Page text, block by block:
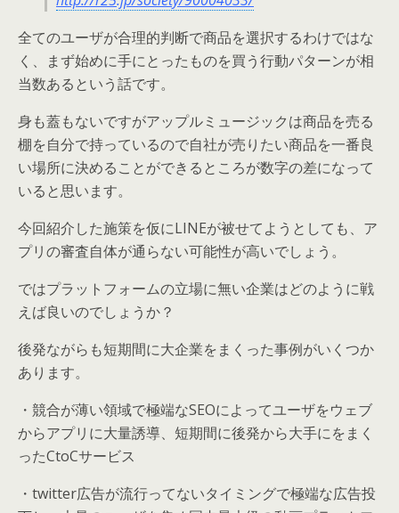
全てのユーザが合理的判断で商品を選択するわけではな
く、まず始めに手にとったものを買う行動パターンが相
当数あるという話です。
身も蓋もないですがアップルミュージックは商品を売る
棚を自分で持っているので自社が売りたい商品を一番良
い場所に決めることができるところが数字の差になって
いると思います。
今回紹介した施策を仮にLINEが被せてようとしても、ア
プリの審査自体が通らない可能性が高いでしょう。
ではプラットフォームの立場に無い企業はどのように戦
えば良いのでしょうか？
後発ながらも短期間に大企業をまくった事例がいくつか
あります。
・競合が薄い領域で極端なSEOによってユーザをウェブ
からアプリに大量誘導、短期間に後発から大手にをまく
ったCtoCサービス
・twitter広告が流行ってないタイミングで極端な広告投